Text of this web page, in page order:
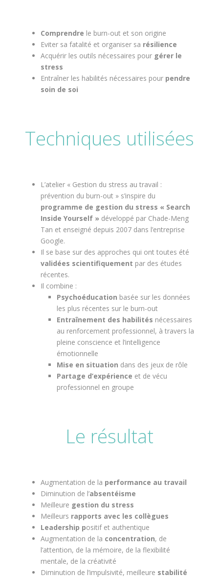
Comprendre le burn-out et son origine
Eviter sa fatalité et organiser sa résilience
Acquérir les outils nécessaires pour gérer le
stress
Entraîner les habilités nécessaires pour pendre
soin de soi
Techniques utilisées
L’atelier « Gestion du stress au travail :
prévention du burn-out » s’inspire du
programme de gestion du stress « Search
Inside Yourself » développé par Chade-Meng
Tan et enseigné depuis 2007 dans l’entreprise
Google.
Il se base sur des approches qui ont toutes été
validées scientifiquement par des études
récentes.
Il combine :
Psychoéducation basée sur les données
les plus récentes sur le burn-out
Entraînement des habilités nécessaires
au renforcement professionnel, à travers la
pleine conscience et l’intelligence
émotionnelle
Mise en situation dans des jeux de rôle
Partage d’expérience et de vécu
professionnel en groupe
Le résultat
Augmentation de la performance au travail
Diminution de l’absentéisme
Meilleure gestion du stress
Meilleurs rapports avec les collègues
Leadership positif et authentique
Augmentation de la concentration, de
l’attention, de la mémoire, de la flexibilité
mentale, de la créativité
Diminution de l’impulsivité, meilleure stabilité